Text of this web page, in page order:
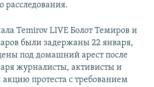
расследования.
Temirov LIVE Болот Темиров и
были задержаны 22 января,
под домашний арест после
журналисты, активисты и
протеста с требованием